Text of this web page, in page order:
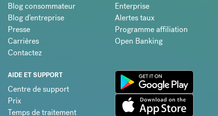
Blog consommateur
Blog d'entreprise
Presse
Carrières
Contactez
Enterprise
Alertes taux
Programme affiliation
Open Banking
AIDE ET SUPPORT
Centre de support
Prix
Temps de traitement